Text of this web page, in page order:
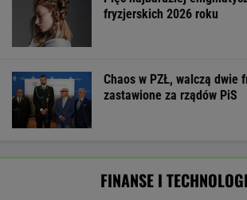
fryzjerskich 2026 roku
Chaos w PZŁ, walczą dwie
zastawione za rządów PiS
FINANSE I